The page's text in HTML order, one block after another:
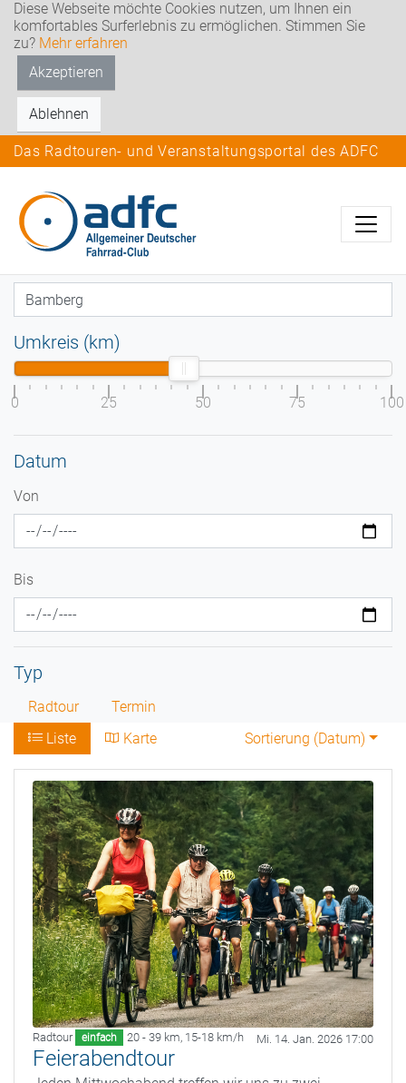
Diese Webseite möchte Cookies nutzen, um Ihnen ein
komfortables Surferlebnis zu ermöglichen. Stimmen Sie
zu? Mehr erfahren
Akzeptieren
Ablehnen
Das Radtouren- und Veranstaltungsportal des ADFC
Umkreis (km)
0 25 50 75 100
Datum
Von
Bis
Typ
Radtour
Termin
Liste
Karte Sortierung (Datum)
Radtour einfach 20 - 39 km, 15-18 km/h Mi. 14. Jan. 2026 17:00
Feierabendtour